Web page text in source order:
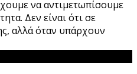
να αντιμετωπίσουμε
Δεν είναι ότι σε
αλλά όταν υπάρχουν